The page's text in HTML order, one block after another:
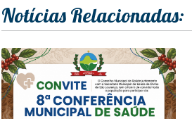
Notícias Relacionadas: